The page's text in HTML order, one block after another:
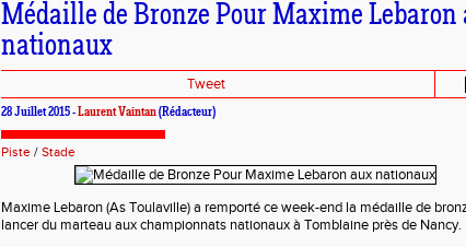
Médaille de Bronze Pour Maxime Lebaron
nationaux
Tweet
28 Juillet 2015 -Laurent Vaintan(Rédacteur)
Piste / Stade
Maxime Lebaron (As Toulaville) a remporté ce week-end la médaille de
lancer du marteau aux championnats nationaux à Tomblaine près de Nancy.